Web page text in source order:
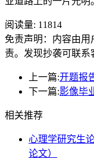
阅读量: 11814
免责声明：内容由用
责。发现抄袭可联系
上一篇:开题报
下一篇:影像毕
相关推荐
心理学研究生
论文）